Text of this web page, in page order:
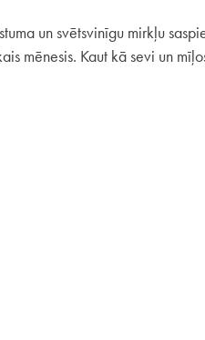
un svētsvinīgu mirkļu
mēnesis. Kaut kā sevi un